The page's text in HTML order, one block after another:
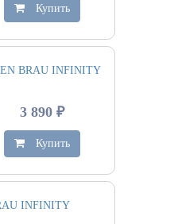
Купить
BRAU INFINITY
3 890 ₽
Купить
INFINITY